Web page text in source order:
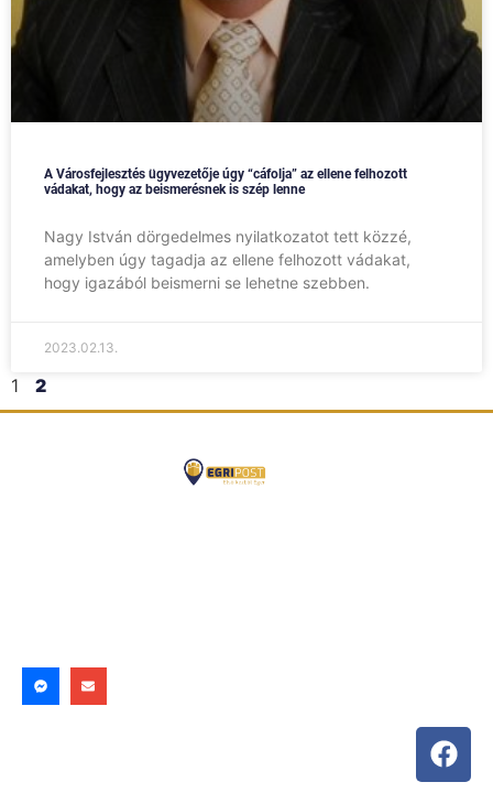
A Városfejlesztés ügyvezetője úgy “cáfolja” az ellene felhozott
vádakat, hogy az beismerésnek is szép lenne
Nagy István dörgedelmes nyilatkozatot tett közzé,
amelyben úgy tagadja az ellene felhozott vádakat,
hogy igazából beismerni se lehetne szebben.
2023.02.13.
1 2